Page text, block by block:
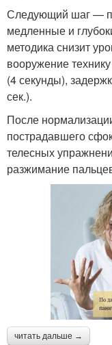
Следующий шаг —
медленные и
методика снизит
вооружение
(4 секунды),
сек.).
После
пострадавшего
телесных
разжимание
читать дальше →